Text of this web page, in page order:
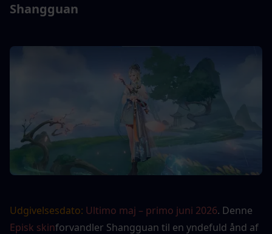
Shangguan
Udgivelsesdato: Ultimo maj – primo juni 2026
Episk skinforvandler Shangguan til en yndefuld ånd af